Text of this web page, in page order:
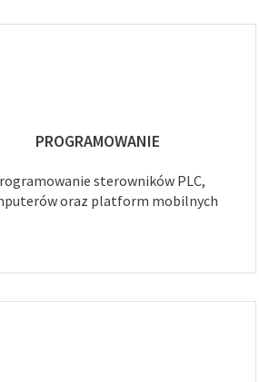
PROGRAMOWANIE
sterowników PLC,
oraz platform mobilnych